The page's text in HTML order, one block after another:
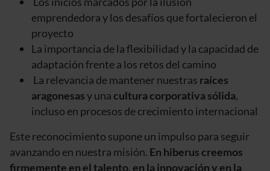
emprendedora y los desafíos que fortalecieron el
proyecto
La importancia de la flexibilidad y la capacidad de
adaptación frente a los retos del camino
La relevancia de mantener nuestras raíces
aragonesasy una cultura corporativa sólida,
incluso en procesos de crecimiento internacional
Este reconocimiento supone un impulso para seguir
avanzando en nuestra misión. En hiberus creemos
firmemente en el talento, en la innovación y en la